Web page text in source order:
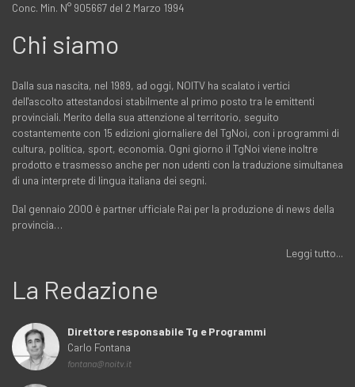
Conc. Min. N° 905667 del 2 Marzo 1994
Chi siamo
Dalla sua nascita, nel 1989, ad oggi, NOITV ha scalato i vertici
dell'ascolto attestandosi stabilmente al primo posto tra le emittenti
provinciali. Merito della sua attenzione al territorio, seguito
costantemente con 15 edizioni giornaliere del TgNoi, con i programmi di
cultura, politica, sport, economia. Ogni giorno il TgNoi viene inoltre
prodotto e trasmesso anche per non udenti con la traduzione simultanea
di una interprete di lingua italiana dei segni.
Dal gennaio 2000 è partner ufficiale Rai per la produzione di news della
provincia…
Leggi tutto...
La Redazione
Direttore responsabile Tg e Programmi
Carlo Fontana
fontana@noitv.it